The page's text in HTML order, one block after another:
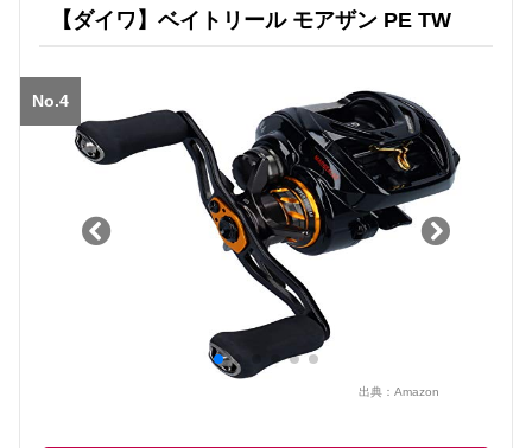
【ダイワ】ベイトリール モアザン PE TW
No.4
出典： Amazon